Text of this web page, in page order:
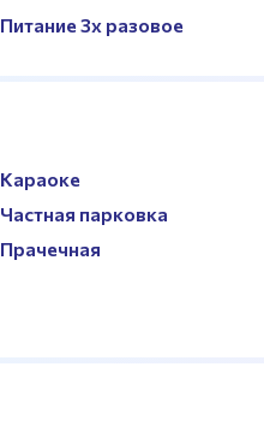
Питание 3х разовое
Караоке
Частная парковка
Прачечная